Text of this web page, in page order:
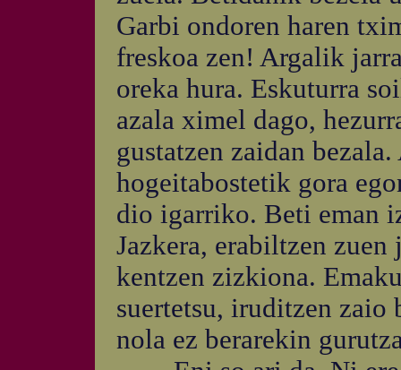
Garbi ondoren haren
freskoa zen! Argalik
oreka hura. Eskuturra
azala ximel dago,
gustatzen zaidan
hogeitabostetik gora
dio igarriko. Beti eman
Jazkera, erabiltzen zuen
kentzen zizkiona.
suertetsu, iruditzen zaio
nola ez berarekin